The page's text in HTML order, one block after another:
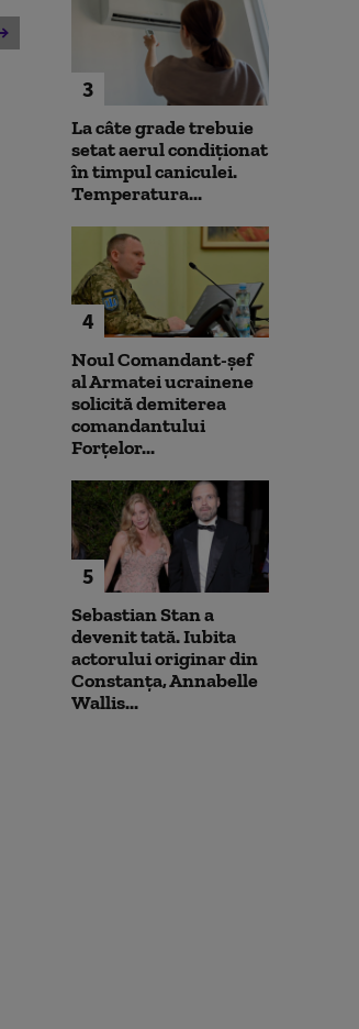
Amenzi pentru cei care
deranjează călătorii în
mijloacele de transport ale
STB. Pentru ce se vor da
Un asistent
pune la
violent. Ce nu
bărbatul
l-a atacat
3
La câte grade trebuie
setat aerul condiționat
în timpul caniculei.
Temperatura...
4
Noul Comandant-șef
al Armatei ucrainene
solicită demiterea
comandantului
Forțelor...
5
Sebastian Stan a
devenit tată. Iubita
actorului originar din
Constanța, Annabelle
Wallis...